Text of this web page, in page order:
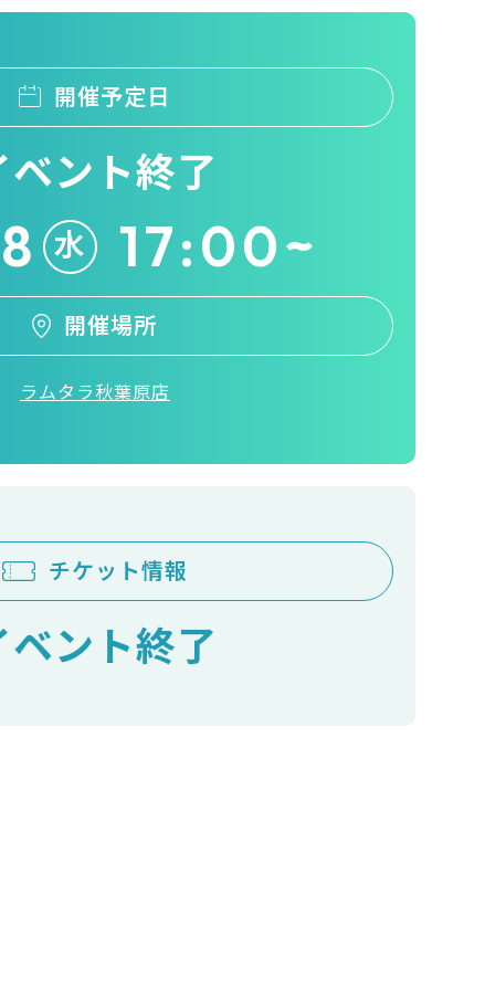
開催予定日
ベント終了
水 17:00~
開催場所
ラムタラ秋葉原店
チケット情報
ベント終了